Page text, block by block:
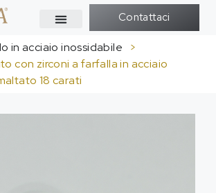
Contattaci
in acciaio inossidabile
>
con zirconi a farfalla in acciaio
18 carati